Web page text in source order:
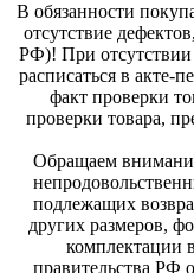
В обязанности
отсутствие
РФ)! При отсутствии
расписаться в акте-
факт проверки
проверки товара,
Обращаем
подлежащих
других размеров,
комплектации
правительства РФ